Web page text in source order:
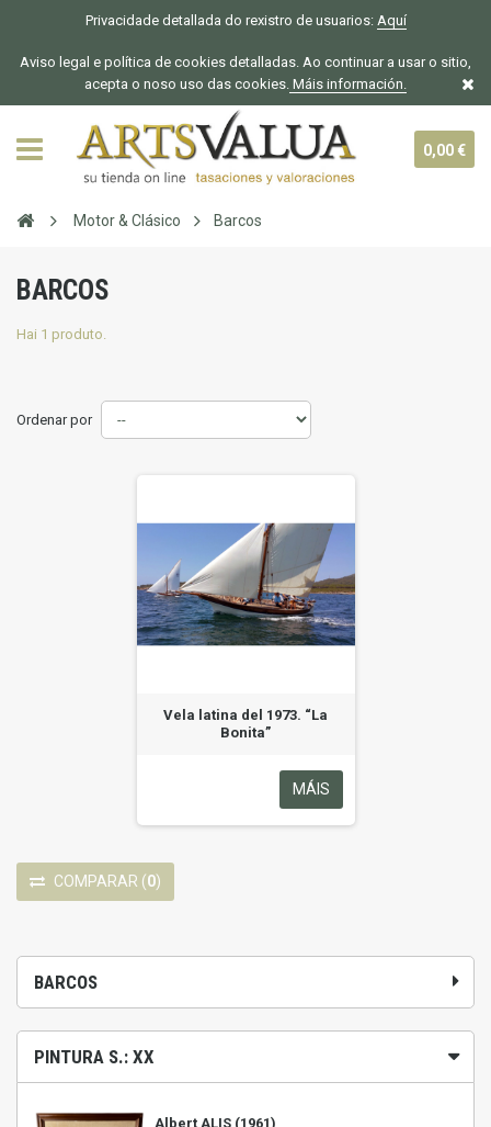
Privacidade detallada do rexistro de usuarios: Aquí
Aviso legal e política de cookies detalladas. Ao continuar a usar o sitio,
acepta o noso uso das cookies. Máis información.
0,00 €
Motor & Clásico Barcos
BARCOS
PINTURA S.: XX
Albert ALIS (1961)
BARCOS
Hai 1 produto.
Ordenar por
Vela latina del 1973. “La
Bonita”
MÁIS
COMPARAR (0)